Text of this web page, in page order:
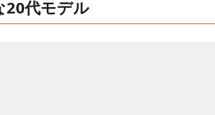
20代モデル